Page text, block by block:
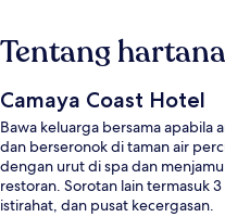
Tentang
Camaya Coast Hotel
Bawa keluarga bersama apabila
dan berseronok di taman air
dengan urut di spa dan
restoran. Sorotan lain termasuk
istirahat, dan pusat kecergasan.